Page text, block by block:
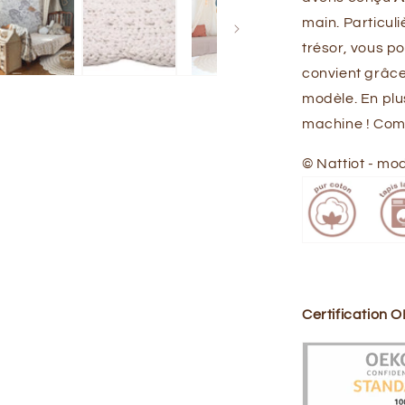
main.
trésor, vous
convient
modèle. En
machine !
© Nattiot -
Certification